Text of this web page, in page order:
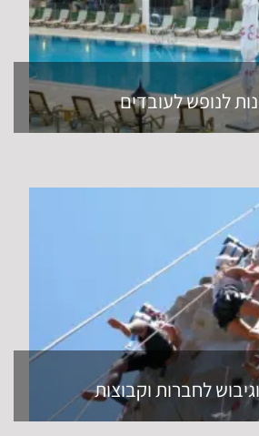
לנופש לעובדים
לחברות וקבוצות